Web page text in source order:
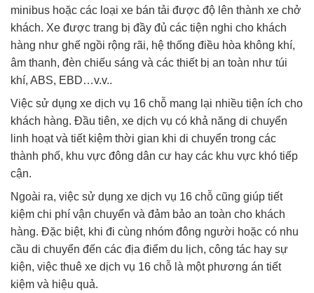
minibus hoặc các loại xe bán tải được độ lên thành xe chở
khách. Xe được trang bị đầy đủ các tiện nghi cho khách
hàng như ghế ngồi rộng rãi, hệ thống điều hòa không khí,
âm thanh, đèn chiếu sáng và các thiết bị an toàn như túi
khí, ABS, EBD…v.v..
Việc sử dụng xe dịch vụ 16 chỗ mang lại nhiều tiện ích cho
khách hàng. Đầu tiên, xe dịch vụ có khả năng di chuyển
linh hoạt và tiết kiệm thời gian khi di chuyển trong các
thành phố, khu vực đông dân cư hay các khu vực khó tiếp
cận.
Ngoài ra, việc sử dụng xe dịch vụ 16 chỗ cũng giúp tiết
kiệm chi phí vận chuyển và đảm bảo an toàn cho khách
hàng. Đặc biệt, khi đi cùng nhóm đông người hoặc có nhu
cầu di chuyển đến các địa điểm du lịch, công tác hay sự
kiện, việc thuê xe dịch vụ 16 chỗ là một phương án tiết
kiệm và hiệu quả.